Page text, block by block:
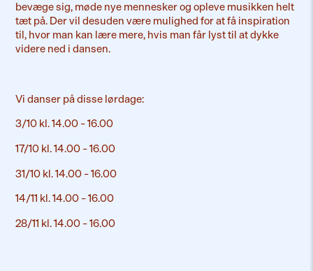
bevæge sig, møde nye mennesker og opleve musikken helt
tæt på. Der vil desuden være mulighed for at få inspiration
til, hvor man kan lære mere, hvis man får lyst til at dykke
videre ned i dansen.
Vi danser på disse lørdage:
3/10 kl. 14.00 – 16.00
17/10 kl. 14.00 – 16.00
31/10 kl. 14.00 – 16.00
14/11 kl. 14.00 – 16.00
28/11 kl. 14.00 – 16.00